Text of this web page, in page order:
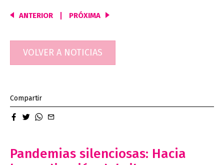
Navegación
entradas
ANTERIOR PRÓXIMA
VOLVER A NOTICIAS
Compartir
facebook
twitterwhatsapp
Pandemias silenciosas: Hacia